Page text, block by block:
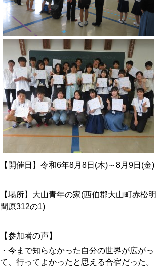
【開催日】令和6年8月8日(木)～8月9日(金)
【場所】大山青年の家(西伯郡大山町赤松明
間原312の1)
【参加者の声】
・今まで知らなかった自分の世界が広がっ
て、行ってよかったと思える合宿だった。